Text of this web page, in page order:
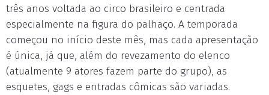
três anos voltada ao circo brasileiro e centrada
especialmente na figura do palhaço. A temporada
começou no início deste mês, mas cada apresentação
é única, já que, além do revezamento do elenco
(atualmente 9 atores fazem parte do grupo), as
esquetes, gags e entradas cômicas são variadas.